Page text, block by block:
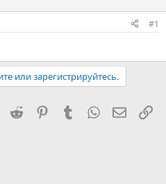
#1
или зарегистрируйтесь.
Reddit PinterestTumblr WhatsApp